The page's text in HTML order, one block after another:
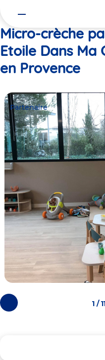
Micro-crèche
Etoile Dans Ma
en Provence
Photos
précédentes
Partenaire
1 /